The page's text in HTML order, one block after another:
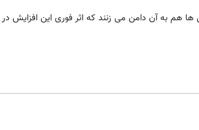
هم به آن دامن می زنند که اثر فوری این افزایش در